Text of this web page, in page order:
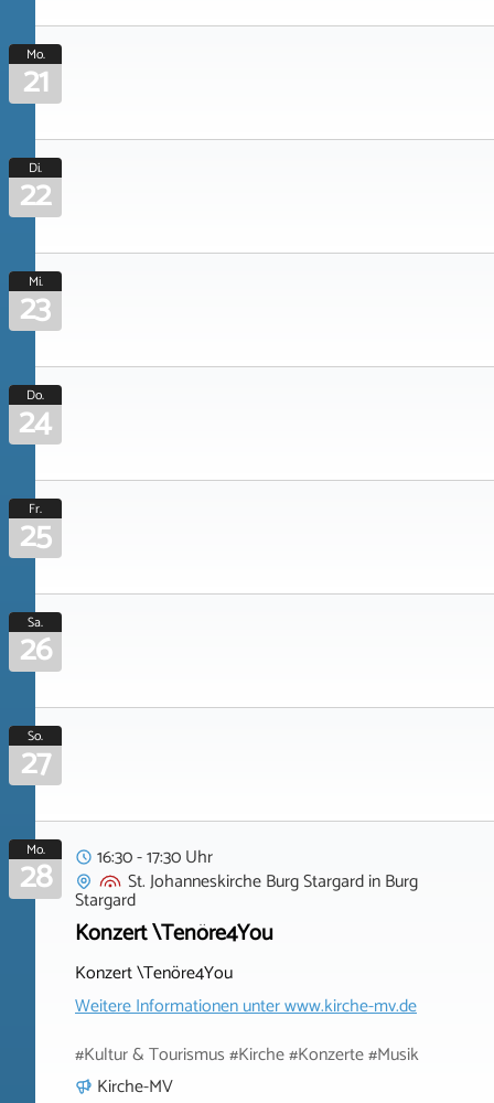
Mo.
21
Di.
22
Mi.
23
Do.
24
Fr.
25
Sa.
26
So.
27
Mo.
28
16:30 - 17:30 Uhr
St. Johanneskirche Burg StargardinBurg
Stargard
Konzert \Tenöre4You
Konzert \Tenöre4You
Weitere Informationen unterwww.kirche-mv.de
#Kultur & Tourismus #Kirche #Konzerte #Musik
Kirche-MV